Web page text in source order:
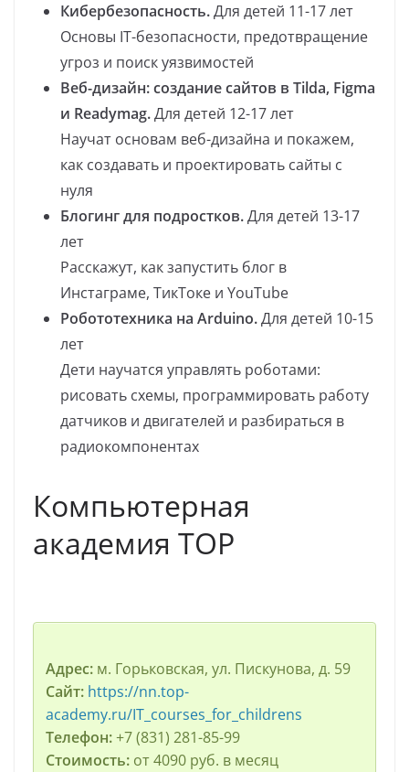
Кибербезопасность.Для детей 11-17 лет
Основы IT-безопасности, предотвращение
угроз и поиск уязвимостей
Веб-дизайн: создание сайтов в Tilda, Figma
и Readymag.Для детей 12-17 лет
Научат основам веб-дизайна и покажем,
как создавать и проектировать сайты с
нуля
Блогинг для подростков.Для детей 13-17
лет
Расскажут, как запустить блог в
Инстаграме, ТикТоке и YouTube
Робототехника на Arduino.Для детей 10-15
лет
Дети научатся управлять роботами:
рисовать схемы, программировать работу
датчиков и двигателей и разбираться в
радиокомпонентах
Компьютерная
академия TOP
Адрес:м. Горьковская, ул. Пискунова, д. 59
Сайт: https://nn.top-
academy.ru/IT_courses_for_childrens
Телефон:+7 (831) 281-85-99
Стоимость:от 4090 руб. в месяц